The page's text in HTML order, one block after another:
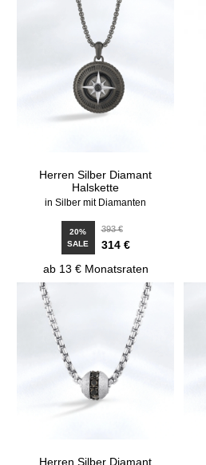
Herren Silber Diamant
Halskette
in Silber mit Diamanten
20%
SALE
393 €
314 €
ab 13 € Monatsraten
Herren Silber Diamant